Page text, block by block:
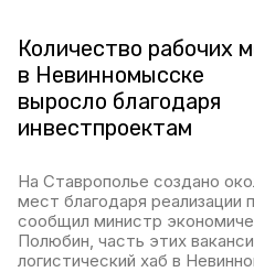
Количество рабочих
в Невинномысске
выросло благодаря
инвестпроектам
На Ставрополье создано
мест благодаря реализации
сообщил министр
Полюбин, часть этих
логистический хаб в